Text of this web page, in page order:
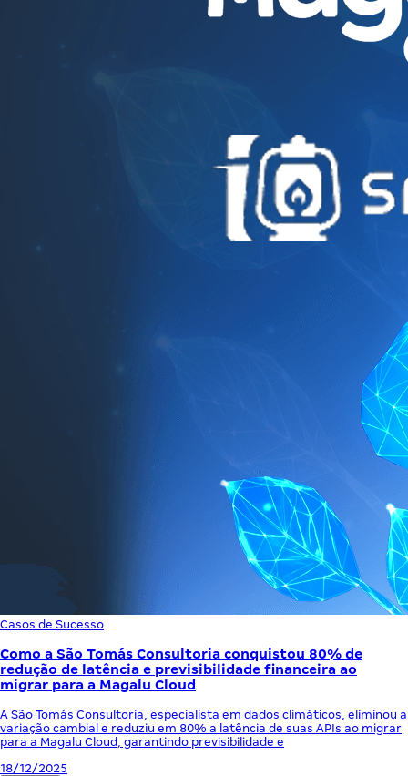
Casos de Sucesso
Como a São Tomás Consultoria conquistou 80% de
redução de latência e previsibilidade financeira ao
migrar para a Magalu Cloud
A São Tomás Consultoria, especialista em dados climáticos, eliminou a
variação cambial e reduziu em 80% a latência de suas APIs ao migrar
para a Magalu Cloud, garantindo previsibilidade e
18/12/2025